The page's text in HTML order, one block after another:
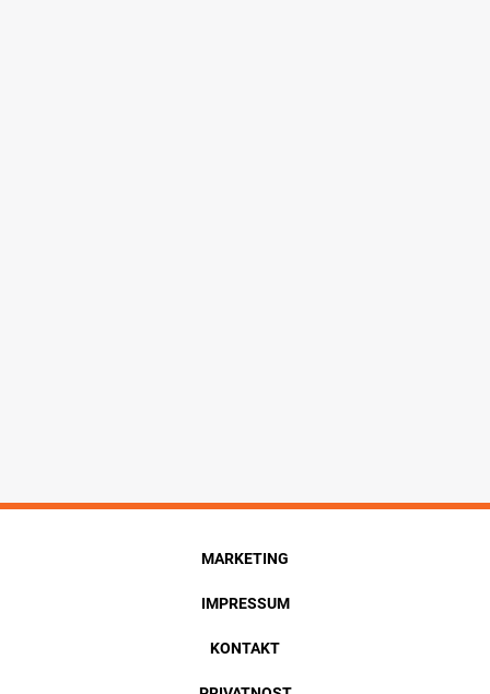
MARKETING
IMPRESSUM
KONTAKT